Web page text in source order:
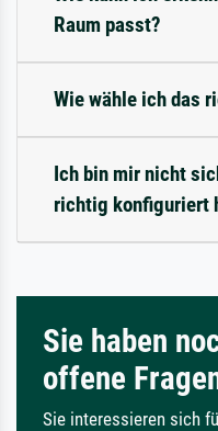
Raum passt?
Wie wähle ich das
Ich bin mir nicht
richtig konfiguriert
Sie haben
offene
Sie interessieren sich